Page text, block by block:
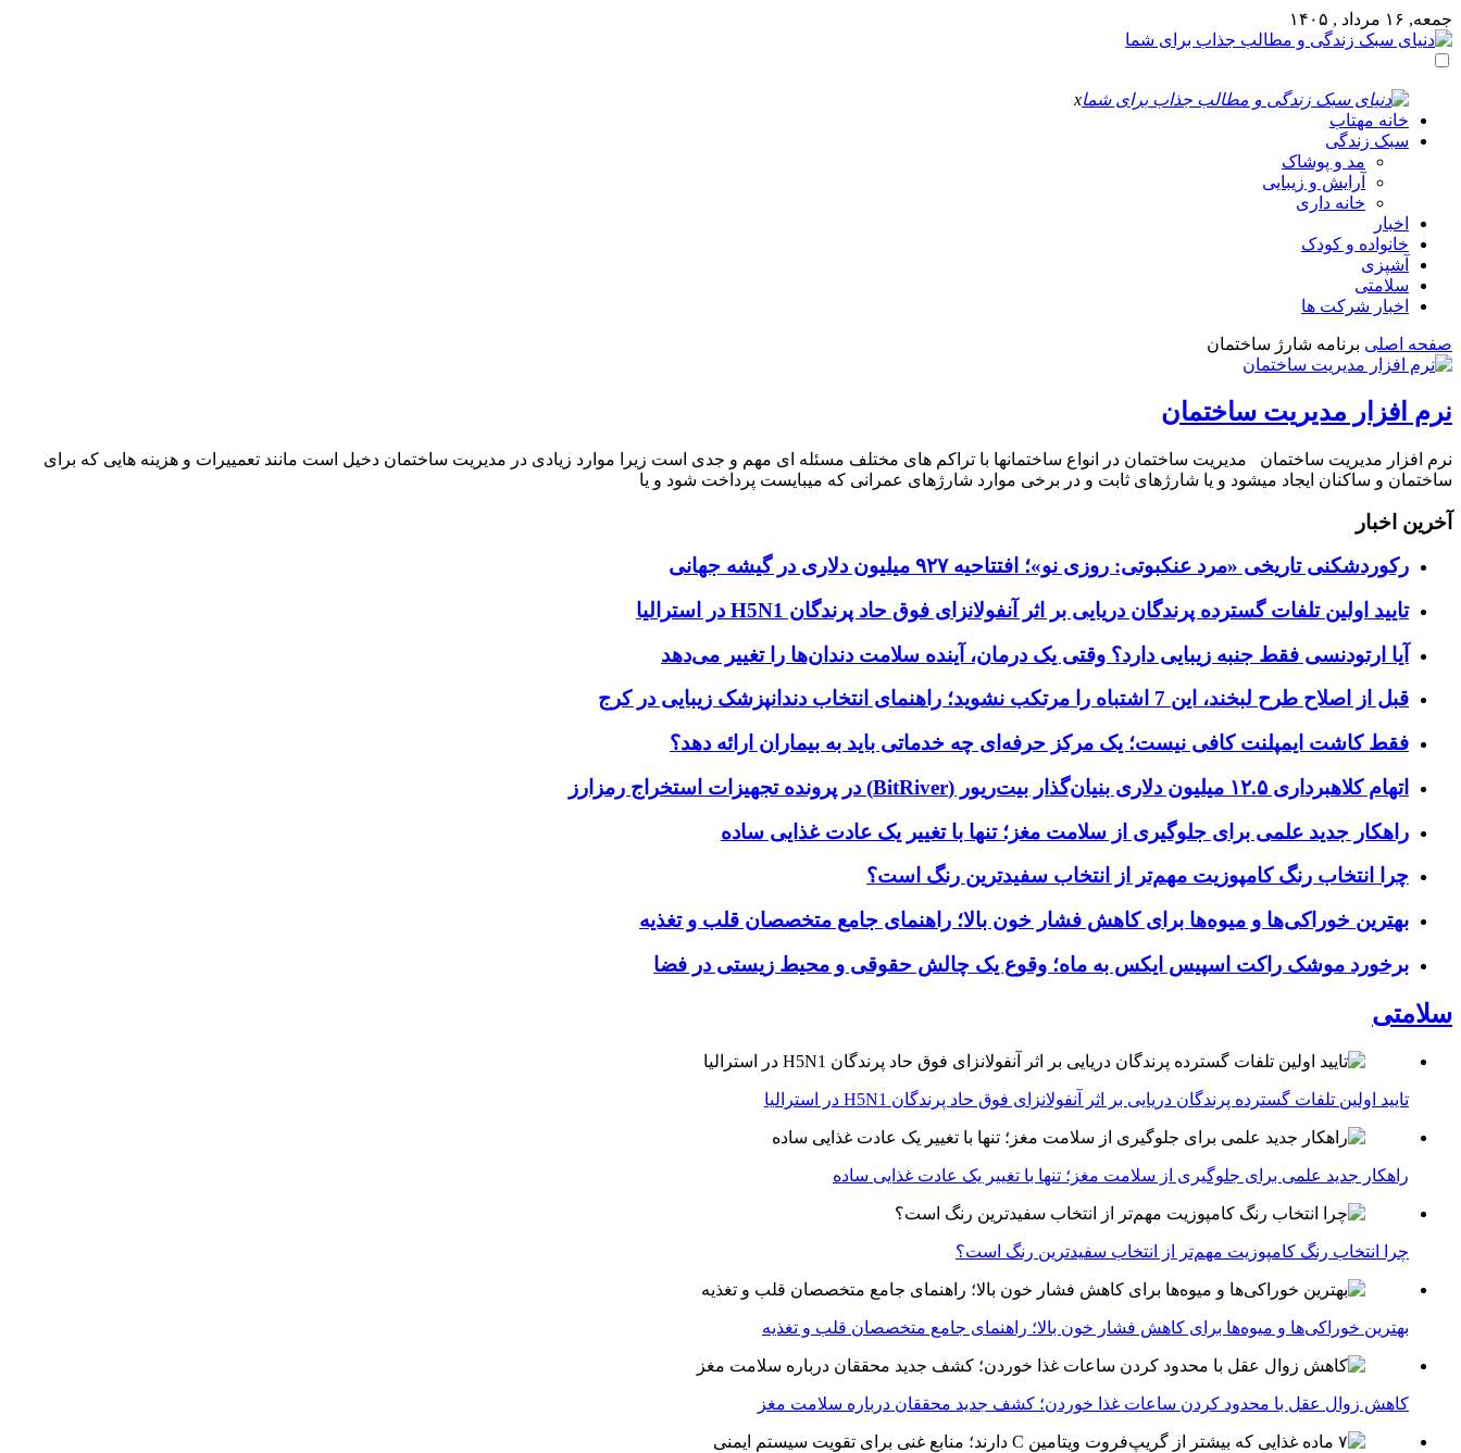
جمعه, ۱۶ مرداد , ۱۴۰۵
x
خانه مهتاب
سبک زندگی
مد و پوشاک
آرایش و زیبایی
خانه داری
اخبار
خانواده و کودک
آشپزی
سلامتی
اخبار شرکت ها
صفحه اصلی برنامه شارژ ساختمان
نرم افزار مدیریت ساختمان
نرم افزار مدیریت ساختمان مدیریت ساختمان در انواع ساختمانها با تراکم های مختلف مسئله ای مهم و جدی است زیرا موارد زیادی در مدیریت ساختمان دخیل است مانند تعمییرات و هزینه هایی که برای
ساختمان و ساکنان ایجاد میشود و یا شارژهای ثابت و در برخی موارد شارژهای عمرانی که میبایست پرداخت شود و یا
آخرین اخبار
رکوردشکنی تاریخی «مرد عنکبوتی: روزی نو»؛ افتتاحیه ۹۲۷ میلیون دلاری در گیشه جهانی
تایید اولین تلفات گسترده پرندگان دریایی بر اثر آنفولانزای فوق حاد پرندگان H5N1 در استرالیا
آیا ارتودنسی فقط جنبه زیبایی دارد؟ وقتی یک درمان، آینده سلامت دندان‌ها را تغییر می‌دهد
قبل از اصلاح طرح لبخند، این 7 اشتباه را مرتکب نشوید؛ راهنمای انتخاب دندانپزشک زیبایی در کرج
فقط کاشت ایمپلنت کافی نیست؛ یک مرکز حرفه‌ای چه خدماتی باید به بیماران ارائه دهد؟
اتهام کلاهبرداری ۱۲.۵ میلیون دلاری بنیان‌گذار بیت‌ریور (BitRiver) در پرونده تجهیزات استخراج رمزارز
راهکار جدید علمی برای جلوگیری از سلامت مغز؛ تنها با تغییر یک عادت غذایی ساده
چرا انتخاب رنگ کامپوزیت مهم‌تر از انتخاب سفیدترین رنگ است؟
بهترین خوراکی‌ها و میوه‌ها برای کاهش فشار خون بالا؛ راهنمای جامع متخصصان قلب و تغذیه
برخورد موشک راکت اسپیس ایکس به ماه؛ وقوع یک چالش حقوقی و محیط زیستی در فضا
سلامتی
تایید اولین تلفات گسترده پرندگان دریایی بر اثر آنفولانزای فوق حاد پرندگان H5N1 در استرالیا
راهکار جدید علمی برای جلوگیری از سلامت مغز؛ تنها با تغییر یک عادت غذایی ساده
چرا انتخاب رنگ کامپوزیت مهم‌تر از انتخاب سفیدترین رنگ است؟
بهترین خوراکی‌ها و میوه‌ها برای کاهش فشار خون بالا؛ راهنمای جامع متخصصان قلب و تغذیه
کاهش زوال عقل با محدود کردن ساعات غذا خوردن؛ کشف جدید محققان درباره سلامت مغز